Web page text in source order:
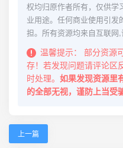
权均归原作者所有，仅供学
业用途。任何商业使用引
担。所有资源均来自互联网,
温馨提示：
部分资源
存！若发现问题请评论区
时处理。 如果发现资源里
的全部无视，谨防上当受
上一篇